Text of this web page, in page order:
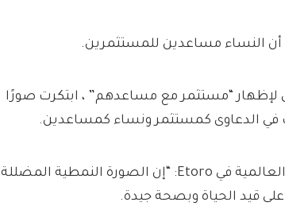
أن النساء مساعدين للمستثمرين.
لإظهار “مستثمر مع مساعدهم” ، ابتكرت صورًا
في الدعاوى كمستثمر ونساء كمساعدين.
يقول Lale Akoner ، محلل الأسواق العالمية في Etoro: “إن الصورة النمطية المضللة
قيد الحياة وبصحة جيدة.